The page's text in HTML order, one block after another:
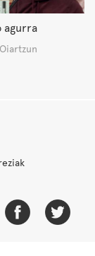
agurra